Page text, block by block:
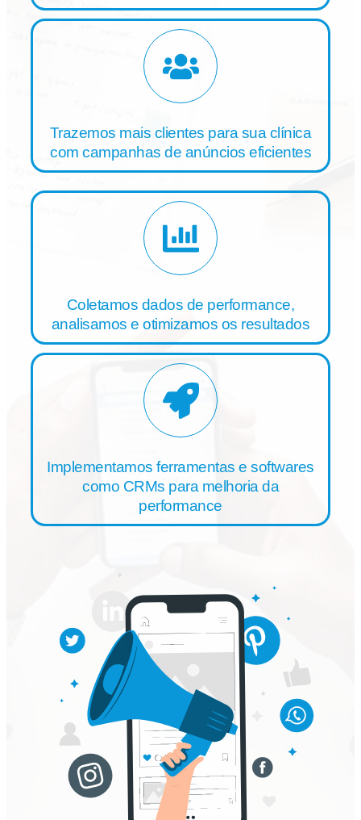
Trazemos mais clientes para sua clínica
com campanhas de anúncios eficientes
Coletamos dados de performance,
analisamos e otimizamos os resultados
Implementamos ferramentas e softwares
como CRMs para melhoria da
performance